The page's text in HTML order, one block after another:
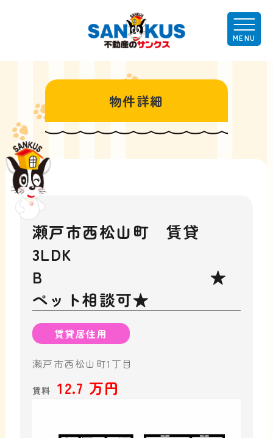
物件詳細
瀬戸市西松山町 賃貸
3LDK
B ★
ペット相談可★
賃貸居住用
瀬戸市西松山町1丁目
賃料 12.7 万円